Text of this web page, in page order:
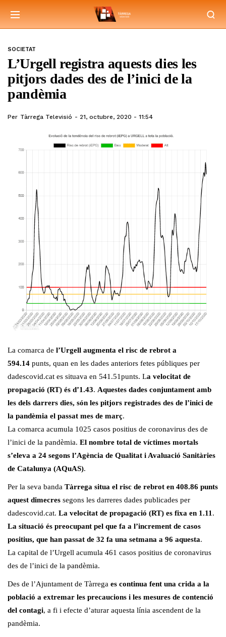
SOCIETAT
L’Urgell registra aquests dies les
pitjors dades des de l’inici de la
pandèmia
Per Tàrrega Televisió 21, octubre, 2020 - 11:54
La comarca de l’Urgell augmenta el risc de rebrot a
594.14 punts, quan en les dades anteriors fetes públiques per
dadescovid.cat es situava en 541.51punts. La velocitat de
propagació (RT) és d’1.43. Aquestes dades conjuntament amb
les dels darrers dies, són les pitjors registrades des de l’inici de
la pandèmia el passat mes de març.
La comarca acumula 1025 casos positius de coronavirus des de
l’inici de la pandèmia. El nombre total de víctimes mortals
s’eleva a 24 segons l’Agència de Qualitat i Avaluació Sanitàries
de Catalunya (AQuAS).
Per la seva banda Tàrrega situa el risc de rebrot en 408.86 punts
aquest dimecres segons les darreres dades publicades per
dadescovid.cat. La velocitat de propagació (RT) es fixa en 1.11 .
La situació és preocupant pel que fa a l’increment de casos
positius, que han passat de 32 fa una setmana a 96 aquesta.
La capital de l’Urgell acumula 461 casos positius de coronavirus
des de l’inici de la pandèmia.
Des de l’Ajuntament de Tàrrega es continua fent una crida a la
població a extremar les precaucions i les mesures de contenció
del contagi, a fi i efecte d’aturar aquesta línia ascendent de la
pandèmia.